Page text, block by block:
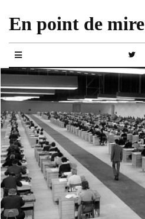
En point de mire